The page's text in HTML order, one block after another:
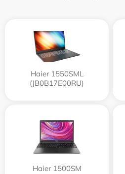
Haier 1550SML
(JB0B17E00RU)
Haier 1500SM